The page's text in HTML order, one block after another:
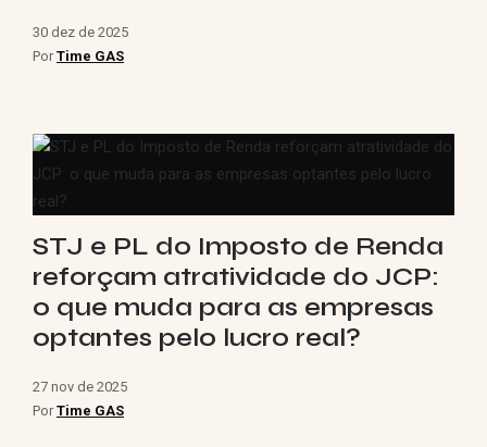
30 dez de 2025
Por Time GAS
STJ e PL do Imposto de Renda
reforçam atratividade do JCP:
o que muda para as empresas
optantes pelo lucro real?
27 nov de 2025
Por Time GAS